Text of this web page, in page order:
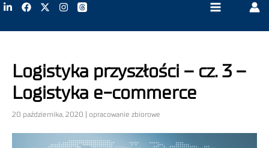
Logistyka przyszłości – cz. 3 –
Logistyka e-commerce
20 października, 2020 | opracowanie zbiorowe